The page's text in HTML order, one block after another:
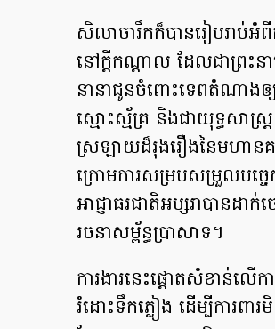
សិលាចារឹកក៏បានរៀបរាប់អំពី
នៅក្តីកណ្តាល ដែលជាព្រះន
នានាជូនចំពោះទេពតំណាងឲ្
ស្មោះស្ម័គ្រ និងជាយុទ្ធសាស្ត្
ស្រឡាយដ៏រុងរឿងនៃមហានគ
ក្រោមការសម្របសម្រួលបច្ច
អាជ្ញាធរជាតិអប្សរាបានដាក់
រចនាសម្ព័ន្ធប្រាសាទ។
ការងារនេះផ្ដោតសំខាន់លើ
រំដោះទឹកភ្លៀង ដើម្បីការពា